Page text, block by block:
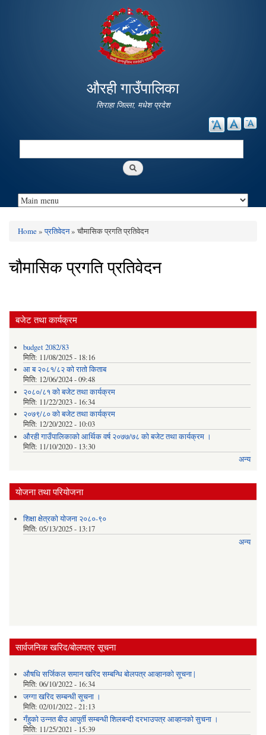
main
content
औरही गाउँपालिका
सिराहा जिल्ला, मधेश प्रदेश
Search
You are here
Home»प्रतिवेदन» चौमासिक प्रगति प्रतिवेदन
चौमासिक प्रगति प्रतिवेदन
बजेट तथा कार्यक्रम
budget 2082/83
मिति: 11/08/2025 - 18:16
आ ब २०८१/८२ काे राताे किताब
मिति: 12/06/2024 - 09:48
२०८०/८१ को बजेट तथा कार्यक्रम
मिति: 11/22/2023 - 16:34
२०७९/८० को बजेट तथा कार्यक्रम
मिति: 12/20/2022 - 10:03
औरही गाउँपालिकाको आर्थिक वर्ष २०७७/७८ को बजेट तथा कार्यक्रम ।
मिति: 11/10/2020 - 13:30
अन्य
योजना तथा परियोजना
शिक्षा क्षेत्रको योजना २०८०-९०
मिति: 05/13/2025 - 13:17
अन्य
सार्वजनिक खरिद/बोलपत्र सूचना
औषधि सर्जिकल समान खरिद सम्बन्धि बोलपत्र आव्हानको सूचना |
मिति: 06/10/2022 - 16:34
जग्गा खरिद सम्बन्धी सूचना ।
मिति: 02/01/2022 - 21:13
गँहुकाे उन्नत बीउ आपुर्ती सम्बन्धी शिलबन्दी दरभाउपत्र आव्हानकाे सुचना ।
मिति: 11/25/2021 - 15:39